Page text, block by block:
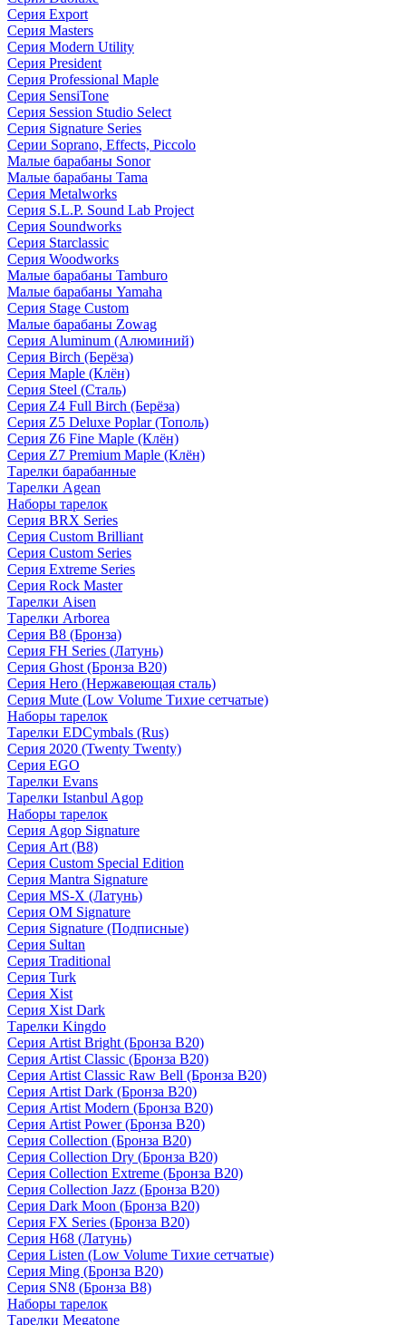
Серия Export
Серия Masters
Серия Modern Utility
Серия President
Серия Professional Maple
Серия SensiTone
Серия Session Studio Select
Серия Signature Series
Серии Soprano, Effects, Piccolo
Малые барабаны Sonor
Малые барабаны Tama
Серия Metalworks
Серия S.L.P. Sound Lab Project
Серия Soundworks
Серия Starclassic
Серия Woodworks
Малые барабаны Tamburo
Малые барабаны Yamaha
Серия Stage Custom
Малые барабаны Zowag
Серия Aluminum (Алюминий)
Серия Birch (Берёза)
Серия Maple (Клён)
Серия Steel (Сталь)
Серия Z4 Full Birch (Берёза)
Серия Z5 Deluxe Poplar (Тополь)
Серия Z6 Fine Maple (Клён)
Серия Z7 Premium Maple (Клён)
Тарелки барабанные
Тарелки Agean
Наборы тарелок
Серия BRX Series
Серия Custom Brilliant
Серия Custom Series
Серия Extreme Series
Серия Rock Master
Тарелки Aisen
Тарелки Arborea
Серия B8 (Бронза)
Серия FH Series (Латунь)
Серия Ghost (Бронза B20)
Серия Hero (Нержавеющая сталь)
Серия Mute (Low Volume Тихие сетчатые)
Наборы тарелок
Тарелки EDCymbals (Rus)
Серия 2020 (Twenty Twenty)
Серия EGO
Тарелки Evans
Тарелки Istanbul Agop
Наборы тарелок
Серия Agop Signature
Серия Art (B8)
Серия Custom Special Edition
Серия Mantra Signature
Серия MS-X (Латунь)
Серия OM Signature
Серия Signature (Подписные)
Серия Sultan
Серия Traditional
Серия Turk
Серия Xist
Серия Xist Dark
Тарелки Kingdo
Серия Artist Bright (Бронза B20)
Серия Artist Classic (Бронза B20)
Серия Artist Classic Raw Bell (Бронза B20)
Серия Artist Dark (Бронза B20)
Серия Artist Modern (Бронза B20)
Серия Artist Power (Бронза B20)
Серия Collection (Бронза B20)
Серия Collection Dry (Бронза B20)
Серия Collection Extreme (Бронза B20)
Серия Collection Jazz (Бронза B20)
Серия Dark Moon (Бронза B20)
Серия FX Series (Бронза B20)
Серия H68 (Латунь)
Серия Listen (Low Volume Тихие сетчатые)
Серия Ming (Бронза B20)
Серия SN8 (Бронза B8)
Наборы тарелок
Тарелки Megatone